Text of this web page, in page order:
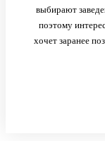
выбирают
поэтому
хочет заранее